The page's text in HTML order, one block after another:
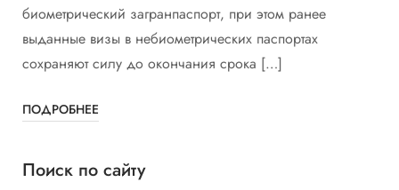
биометрический загранпаспорт, при этом ранее
выданные визы в небиометрических паспортах
сохраняют силу до окончания срока […]
ПОДРОБНЕЕ
Поиск по сайту